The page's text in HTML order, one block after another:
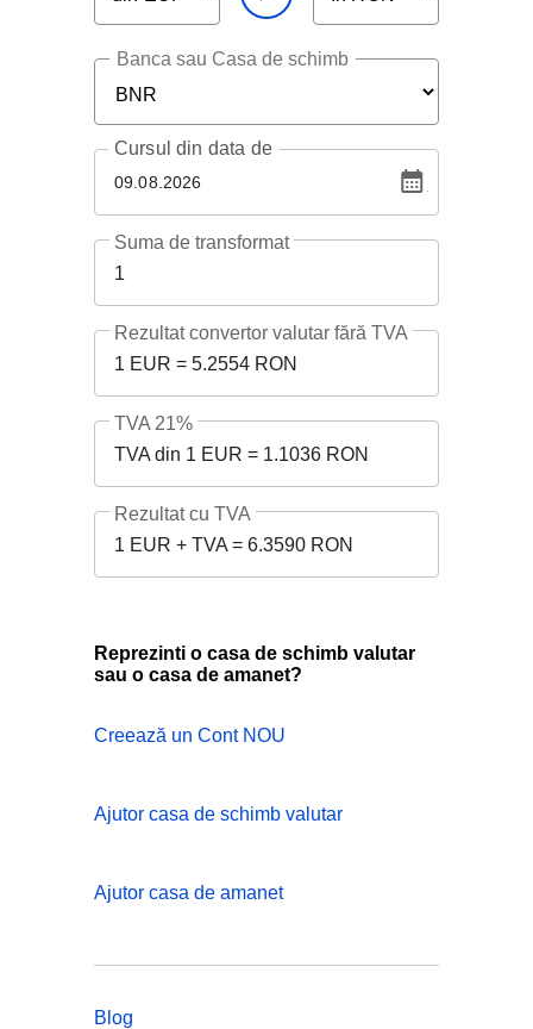
Banca sau Casa de schimb
09.08.2026
Cursuldin data de
1
Suma de transformat
1 EUR = 5.2554 RON
Rezultat convertor valutar fără TVA
TVA din 1 EUR = 1.1036 RON
TVA 21%
1 EUR + TVA = 6.3590 RON
Rezultat cu TVA
Reprezinti o casa de schimb valutar
sau o casa de amanet?
Creează un Cont NOU
Ajutor casa de schimb valutar
Ajutor casa de amanet
Blog